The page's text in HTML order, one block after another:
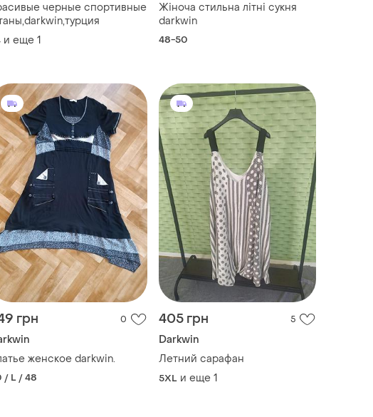
черные спортивные
и еще 1
Жіноча стильна літні сукня
darkwin
48-50
грн 0
женское darkwin.
/ L / 48
405 грн 5
Darkwin
Летний сарафан
5XL и еще 1